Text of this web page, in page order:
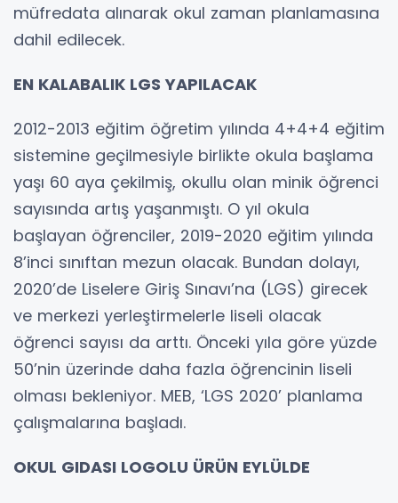
müfredata alınarak okul zaman planlamasına
dahil edilecek.
EN KALABALIK LGS YAPILACAK
2012-2013 eğitim öğretim yılında 4+4+4 eğitim
sistemine geçilmesiyle birlikte okula başlama
yaşı 60 aya çekilmiş, okullu olan minik öğrenci
sayısında artış yaşanmıştı. O yıl okula
başlayan öğrenciler, 2019-2020 eğitim yılında
8’inci sınıftan mezun olacak. Bundan dolayı,
2020’de Liselere Giriş Sınavı’na (LGS) girecek
ve merkezi yerleştirmelerle liseli olacak
öğrenci sayısı da arttı. Önceki yıla göre yüzde
50’nin üzerinde daha fazla öğrencinin liseli
olması bekleniyor. MEB, ‘LGS 2020’ planlama
çalışmalarına başladı.
OKUL GIDASI LOGOLU ÜRÜN EYLÜLDE